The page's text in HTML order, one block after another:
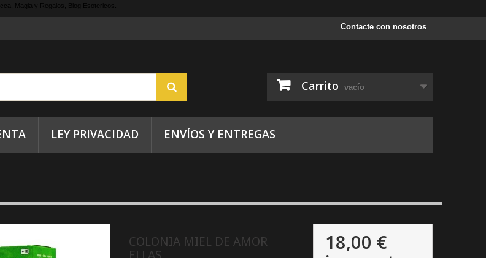
Magia y Regalos, Blog Esotericos.
Contacte con nosotros
Carrito vacío
LEY PRIVACIDAD ENVÍOS Y ENTREGAS
COLONIA MIEL DE AMOR
ELLAS
18,00 €